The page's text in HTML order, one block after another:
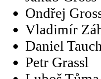
Ondřej
Vladimír
Daniel
Petr Grassl